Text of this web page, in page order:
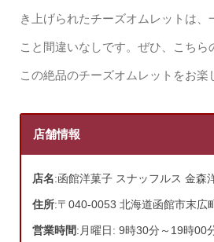
き上げられたチーズオムレットは、
こと間違いなしです。ぜひ、こちら
この絶品のチーズオムレットをお楽
店舗情報
店名:函館洋菓子 スナッフルス 金森
住所:〒040-0053 北海道函館市末広
営業時間:月曜日: 9時30分～19時00